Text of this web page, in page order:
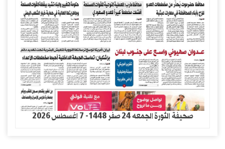
صحيفة الثورة الجمعه 24 صفر 1448- 7 اغسطس 2026